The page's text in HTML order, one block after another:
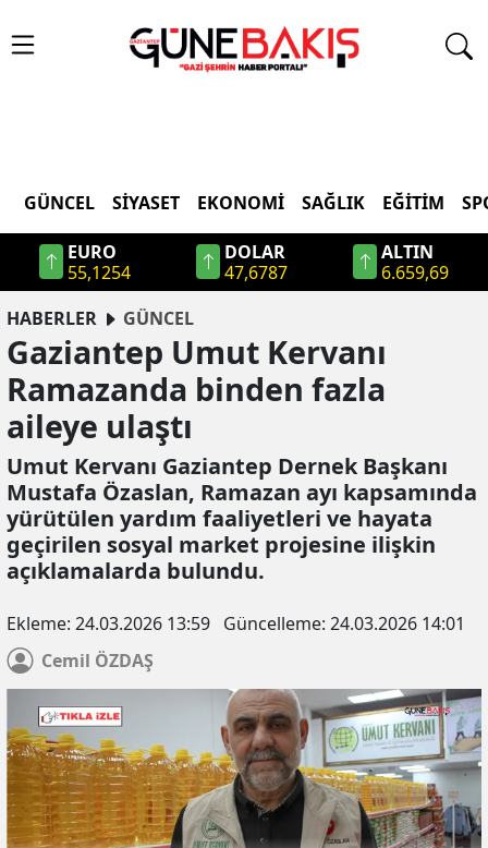
GÜNCEL SIYASET EKONOMI SAĞLIK EĞITIM
EURO
55,1254
DOLAR
47,6787
ALTIN
6.659,69
HABERLER
GÜNCEL
Gaziantep Umut Kervanı
Ramazanda binden fazla
aileye ulaştı
Umut Kervanı Gaziantep Dernek Başkanı
Mustafa Özaslan, Ramazan ayı kapsamında
yürütülen yardım faaliyetleri ve hayata
geçirilen sosyal market projesine ilişkin
açıklamalarda bulundu.
Ekleme: 24.03.2026 13:59 Güncelleme: 24.03.2026 14:01
Cemil ÖZDAŞ